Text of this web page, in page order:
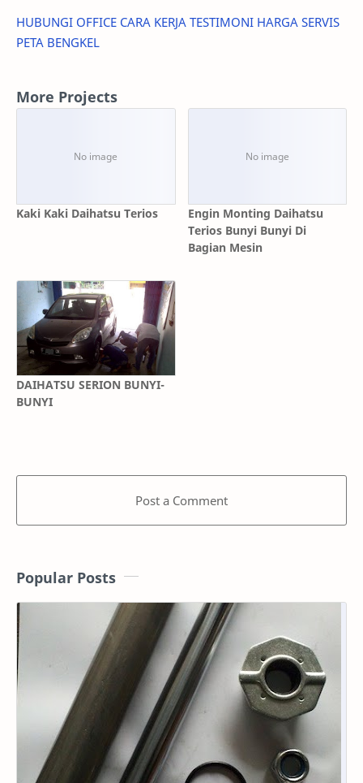
HUBUNGI OFFICE CARA KERJA TESTIMONI HARGA SERVIS
PETA BENGKEL
More Projects
Kaki Kaki Daihatsu Terios
Engin Monting Daihatsu
Terios Bunyi Bunyi Di
Bagian Mesin
DAIHATSU SERION BUNYI-
BUNYI
Post a Comment
Popular Posts